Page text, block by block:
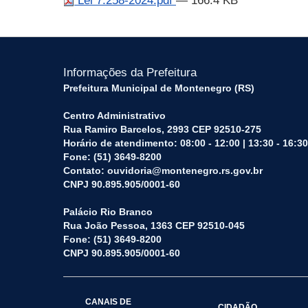
Informações da Prefeitura
Prefeitura Municipal de Montenegro (RS)
Centro Administrativo
Rua Ramiro Barcelos, 2993 CEP 92510-275
Horário de atendimento: 08:00 - 12:00 | 13:30 - 16:30
Fone: (51) 3649-8200
Contato: ouvidoria@montenegro.rs.gov.br
CNPJ 90.895.905/0001-60
Palácio Rio Branco
Rua João Pessoa, 1363 CEP 92510-045
Fone: (51) 3649-8200
CNPJ 90.895.905/0001-60
CANAIS DE